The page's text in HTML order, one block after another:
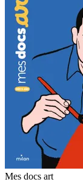
Mes docs art